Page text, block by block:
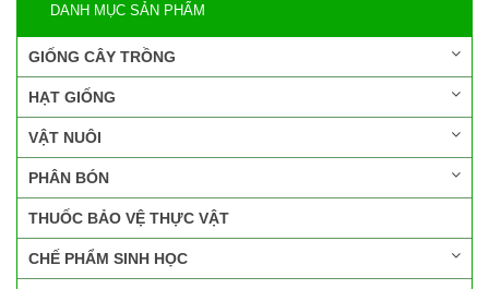
DANH MỤC SẢN PHẨM
GIỐNG CÂY TRỒNG
HẠT GIỐNG
VẬT NUÔI
PHÂN BÓN
THUỐC BẢO VỆ THỰC VẬT
CHẾ PHẨM SINH HỌC